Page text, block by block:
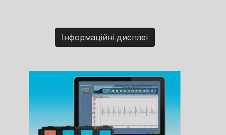
Інформаційні дисплеї